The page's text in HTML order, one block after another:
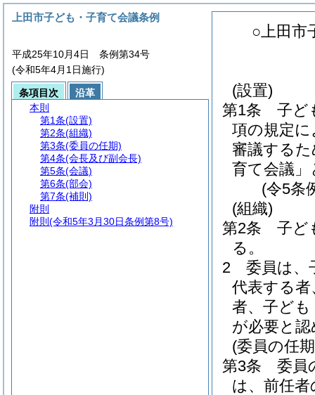
○上田市
(設置)
第1条
子ど
項の規定
審議する
育て会議
(令5条
(組織)
第2条
子ど
る。
2
委員は、
代表する
者、子ど
が必要と
(委員の任
第3条
委員
は、前任
上田市子ども・子育て会議条例
平成25年10月4日 条例第34号
(令和5年4月1日施行)
条項目次
沿革
本則
第1条(設置)
第2条(組織)
第3条(委員の任期)
第4条(会長及び副会長)
第5条(会議)
第6条(部会)
第7条(補則)
附則
附則 (令和5年3月30日条例第8号)